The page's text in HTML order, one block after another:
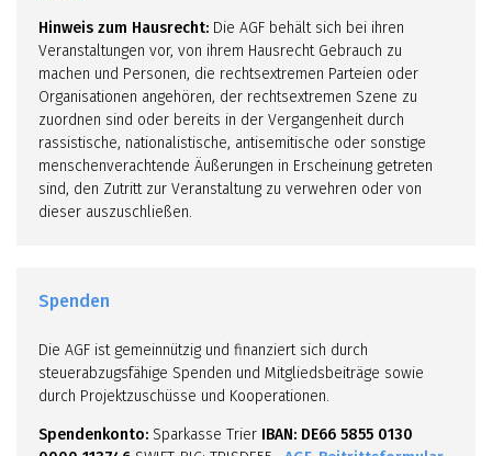
Hinweis zum Hausrecht: Die AGF behält sich bei ihren
Veranstaltungen vor, von ihrem Hausrecht Gebrauch zu
machen und Personen, die rechtsextremen Parteien oder
Organisationen angehören, der rechtsextremen Szene zu
zuordnen sind oder bereits in der Vergangenheit durch
rassistische, nationalistische, antisemitische oder sonstige
menschenverachtende Äußerungen in Erscheinung getreten
sind, den Zutritt zur Veranstaltung zu verwehren oder von
dieser auszuschließen.
Spenden
Die AGF ist gemeinnützig und finanziert sich durch
steuerabzugsfähige Spenden und Mitgliedsbeiträge sowie
durch Projektzuschüsse und Kooperationen.
Spendenkonto: Sparkasse Trier IBAN: DE66 5855 0130